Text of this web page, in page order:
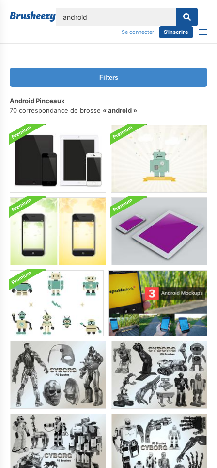
Se connecter S'inscrire
Filters
Android Pinceaux
70 correspondance de brosse
android